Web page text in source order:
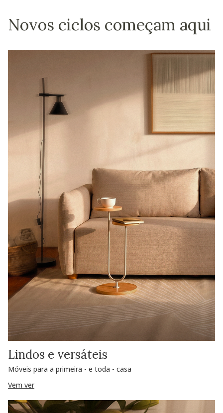
Novos ciclos começam aqui
Lindos e versáteis
Móveis para a primeira - e toda - casa
Vem ver